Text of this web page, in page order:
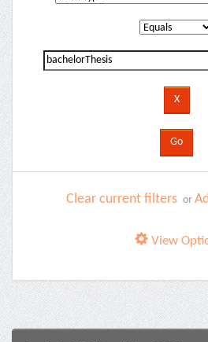
Clear current filters or
View